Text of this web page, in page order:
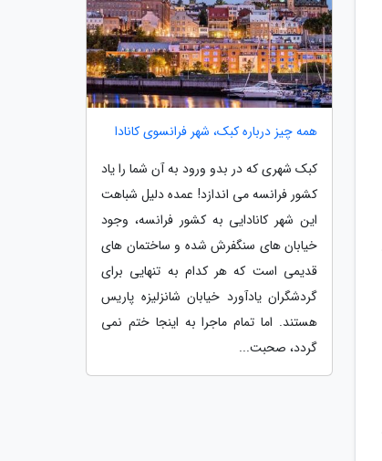
همه چیز درباره کبک، شهر فرانسوی کانادا
کبک شهری که در بدو ورود به آن شما را یاد
کشور فرانسه می اندازد! عمده دلیل شباهت
این شهر کانادایی به کشور فرانسه، وجود
خیابان های سنگفرش شده و ساختمان های
قدیمی است که هر کدام به تنهایی برای
گردشگران یادآورد خیابان شانزلیزه پاریس
هستند. اما تمام ماجرا به اینجا ختم نمی
گردد، صحبت...